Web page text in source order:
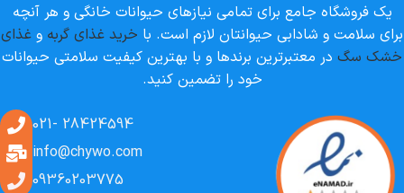
یک فروشگاه جامع برای تمامی نیازهای حیوانات خانگی و هر آنچه
برای سلامت و شادابی حیوانتان لازم است. با خرید غذای گربه و غذای
خشک سگ در معتبرترین برندها و با بهترین کیفیت سلامتی حیوانات
خود را تضمین کنید.
28424594 -021
info@chywo.com
09360203775